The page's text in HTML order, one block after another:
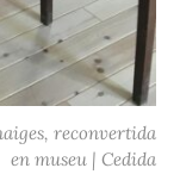
reconvertida
en museu | Cedida